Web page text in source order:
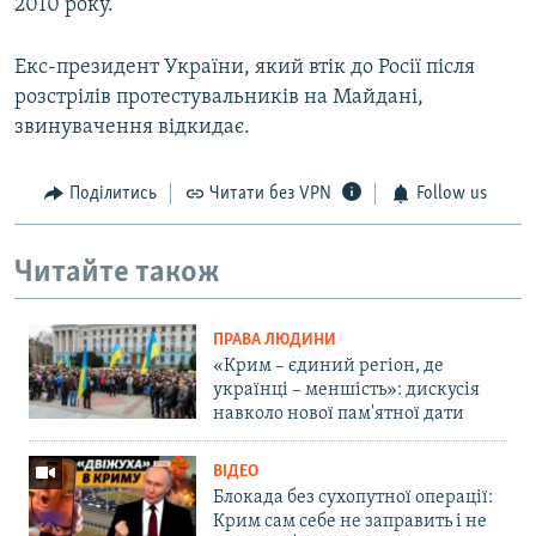
2010 року.
Екс-президент України, який втік до Росії після
розстрілів протестувальників на Майдані,
звинувачення відкидає.
Поділитись Читати без VPN Follow us
Читайте також
ПРАВА ЛЮДИНИ
«Крим – єдиний регіон, де
українці – меншість»: дискусія
навколо нової пам'ятної дати
ВІДЕО
Блокада без сухопутної операції:
Крим сам себе не заправить і не